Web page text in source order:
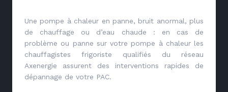
Une pompe à chaleur en panne, bruit anormal, plus
de chauffage ou d’eau chaude : en cas de
problème ou panne sur votre pompe à chaleur les
chauffagistes frigoriste qualifiés du réseau
Axenergie assurent des interventions rapides de
dépannage de votre PAC.